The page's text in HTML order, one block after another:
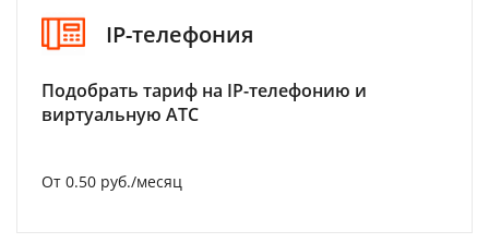
IP-телефония
Подобрать тариф на IP-телефонию и
виртуальную АТС
От 0.50 руб./месяц